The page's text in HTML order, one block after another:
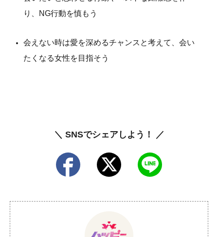
り、NG行動を慎もう
会えない時は愛を深めるチャンスと考えて、会い
たくなる女性を目指そう
＼ SNSでシェアしよう！ ／